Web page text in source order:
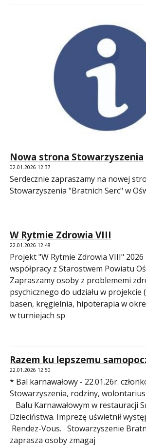
Nowa strona Stowarzyszenia
02.01.2026 12:37
Serdecznie zapraszamy na nowej
Stowarzyszenia "Bratnich Serc" w
W Rytmie Zdrowia VIII
22.01.2026 12:48
Projekt "W Rytmie Zdrowia VIII"
współpracy z Starostwem Powiatu
Zapraszamy osoby z problememi
psychicznego do udziału w projekcie
basen, kręgielnia, hipoterapia w
w turniejach sp
Razem ku lepszemu
22.01.2026 12:50
* Bal karnawałowy - 22.01.26r.
Stowarzyszenia, rodziny,
Balu Karnawałowym w restauracji
Dzieciństwa. Imprezę uświetnił
Rendez-Vous. Stowarzyszenie
zaprasza osoby zmagaj